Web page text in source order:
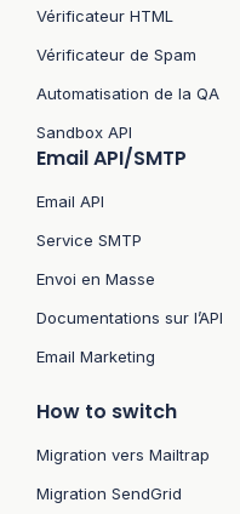
Vérificateur HTML
Vérificateur de Spam
Automatisation de la QA
Sandbox API
Email API/SMTP
Email API
Service SMTP
Envoi en Masse
Documentations sur l’API
Email Marketing
How to switch
Migration vers Mailtrap
Migration SendGrid